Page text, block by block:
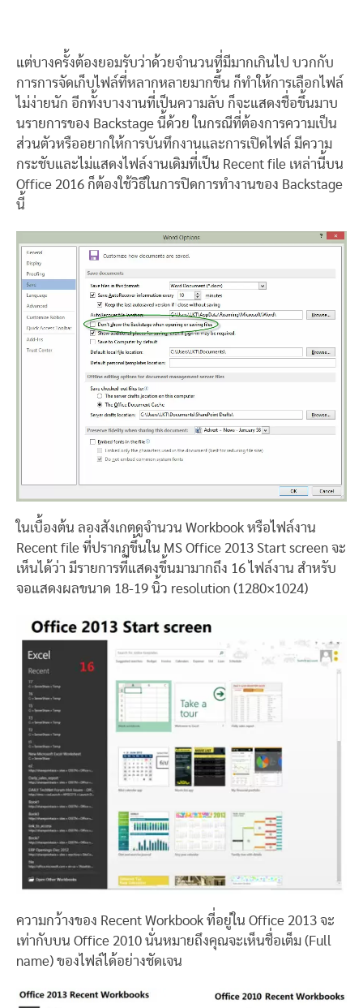
แต่บางครั้งต้องยอมรับว่าด้วยจำนวนที่มีมากเกินไป บวกกับ
การการจัดเก็บไฟล์ที่หลากหลายมากขึ้น ก็ทำให้การเลือกไฟล์
ไม่ง่ายนัก อีกทั้งบางงานที่เป็นความลับ ก็จะแสดงชื่อขึ้นมาบ
นรายการของ Backstage นี้ด้วย ในกรณีที่ต้องการความเป็น
ส่วนตัวหรืออยากให้การบันทึกงานและการเปิดไฟล์ มีความ
กระชับและไม่แสดงไฟล์งานเดิมที่เป็น Recent file เหล่านี้บน
Office 2016 ก็ต้องใช้วิธีในการปิดการทำงานของ Backstage
นี้
ในเบื้องต้น ลองสังเกตดูจำนวน Workbook หรือไฟล์งาน
Recent file ที่ปรากฏขึ้นใน MS Office 2013 Start screen จะ
เห็นได้ว่า มีรายการที่แสดงขึ้นมามากถึง 16 ไฟล์งาน สำหรับ
จอแสดงผลขนาด 18-19 นิ้ว resolution (1280×1024)
ความกว้างของ Recent Workbook ที่อยู่ใน Office 2013 จะ
เท่ากับบน Office 2010 นั่นหมายถึงคุณจะเห็นชื่อเต็ม (Full
name) ของไฟล์ได้อย่างชัดเจน